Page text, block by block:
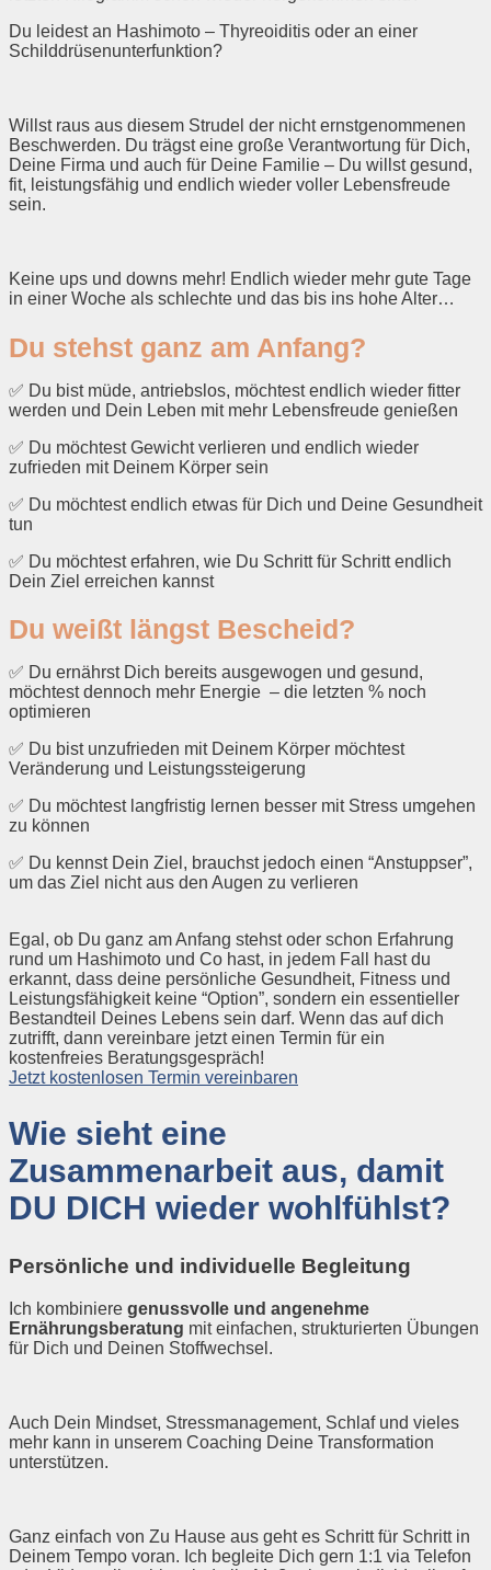
Du leidest an Hashimoto – Thyreoiditis oder an einer
Schilddrüsenunterfunktion?
Willst raus aus diesem Strudel der nicht ernstgenommenen
Beschwerden. Du trägst eine große Verantwortung für Dich,
Deine Firma und auch für Deine Familie – Du willst gesund,
fit, leistungsfähig und endlich wieder voller Lebensfreude
sein.
Keine ups und downs mehr! Endlich wieder mehr gute Tage
in einer Woche als schlechte und das bis ins hohe Alter…
Du stehst ganz am Anfang?
✅ Du bist müde, antriebslos, möchtest endlich wieder fitter
werden und Dein Leben mit mehr Lebensfreude genießen
✅ Du möchtest Gewicht verlieren und endlich wieder
zufrieden mit Deinem Körper sein
✅ Du möchtest endlich etwas für Dich und Deine Gesundheit
tun
✅ Du möchtest erfahren, wie Du Schritt für Schritt endlich
Dein Ziel erreichen kannst
Du weißt längst Bescheid?
✅ Du ernährst Dich bereits ausgewogen und gesund,
möchtest dennoch mehr Energie – die letzten % noch
optimieren
✅ Du bist unzufrieden mit Deinem Körper möchtest
Veränderung und Leistungssteigerung
✅ Du möchtest langfristig lernen besser mit Stress umgehen
zu können
✅ Du kennst Dein Ziel, brauchst jedoch einen “Anstuppser”,
um das Ziel nicht aus den Augen zu verlieren
Egal, ob Du ganz am Anfang stehst oder schon Erfahrung
rund um Hashimoto und Co hast, in jedem Fall hast du
erkannt, dass deine persönliche Gesundheit, Fitness und
Leistungsfähigkeit keine “Option”, sondern ein essentieller
Bestandteil Deines Lebens sein darf. Wenn das auf dich
zutrifft, dann vereinbare jetzt einen Termin für ein
kostenfreies Beratungsgespräch!
Jetzt kostenlosen Termin vereinbaren
Wie sieht eine
Zusammenarbeit aus, damit
DU DICH wieder wohlfühlst?
Persönliche und individuelle Begleitung
Ich kombiniere genussvolle und angenehme
Ernährungsberatung mit einfachen, strukturierten Übungen
für Dich und Deinen Stoffwechsel.
Auch Dein Mindset, Stressmanagement, Schlaf und vieles
mehr kann in unserem Coaching Deine Transformation
unterstützen.
Ganz einfach von Zu Hause aus geht es Schritt für Schritt in
Deinem Tempo voran. Ich begleite Dich gern 1:1 via Telefon